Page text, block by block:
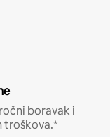
boravak i
troškova.*